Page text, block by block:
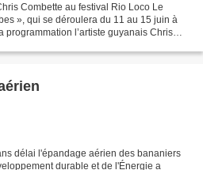
Combette au festival Rio Loco Le
», qui se déroulera du 11 au 15 juin à
programmation l’artiste guyanais Chris
délai l'épandage aérien des bananiers
durable et de l'Énergie a